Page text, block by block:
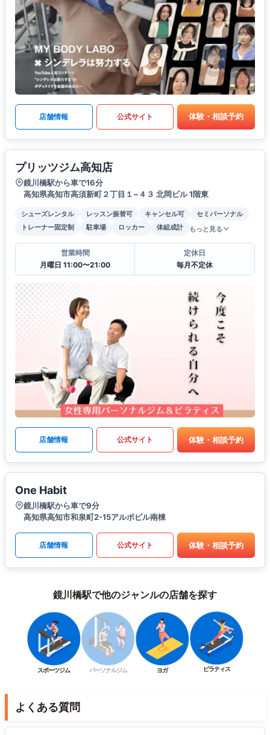
店舗情報 公式サイト 体験・相談予約
プリッツジム高知店
鏡川橋駅から車で16分
高知県高知市高須新町２丁目１−４３ 北岡ビル 1階東
シューズレンタル レッスン振替可 キャンセル可
セミパーソナル
トレーナー固定制
駐車場 ロッカー 体組成計 もっと見る
営業時間
月曜日 11:00〜21:00
定休日
毎月不定休
店舗情報 公式サイト 体験・相談予約
One Habit
鏡川橋駅から車で9分
高知県高知市和泉町2-15アルボビル南棟
店舗情報 公式サイト 体験・相談予約
鏡川橋駅で他のジャンルの店舗を探す
スポーツジム パーソナルジム ヨガ ピラティス
よくある質問